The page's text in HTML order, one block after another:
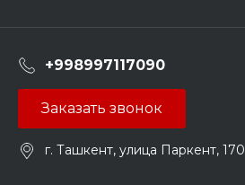
+998997117090
Заказать звонок
г. Ташкент, улица Паркент, 170